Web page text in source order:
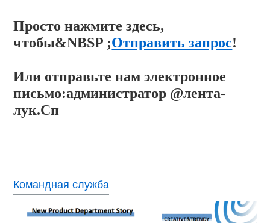
Просто нажмите здесь,
чтобы&NBSP ;Отправить запрос!
Или отправьте нам электронное
письмо:администратор @лента-
лук.Сп
Командная служба